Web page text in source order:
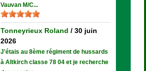
Vauvan M/C...
Tonneyrieux Roland /30 juin
2026
J'étais au 8ème régiment de hussards
à Altkirch classe 78 04 et je recherche